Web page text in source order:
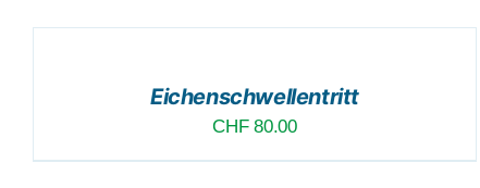
ZUSAMMENSTELLUNG
DETAILS
Eichenschwellentritt
CHF 80.00